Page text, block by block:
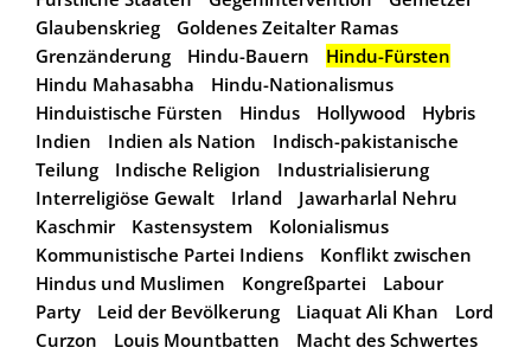
Glaubenskrieg
Goldenes Zeitalter Ramas
Grenzänderung
Hindu-Bauern
Hindu-Fürsten
Hindu Mahasabha
Hindu-Nationalismus
Hinduistische Fürsten
Hindus Hollywood
Hybris
Indien
Indien als Nation
Indisch-pakistanische
Teilung
Indische Religion
Industrialisierung
Interreligiöse Gewalt
Irland
Jawarharlal Nehru
Kaschmir
Kastensystem
Kolonialismus
Kommunistische Partei Indiens
Konflikt zwischen
Hindus und Muslimen
Kongreßpartei
Labour
Party
Leid der Bevölkerung Liaquat Ali Khan
Lord
Curzon
Louis Mountbatten
Macht des Schwertes